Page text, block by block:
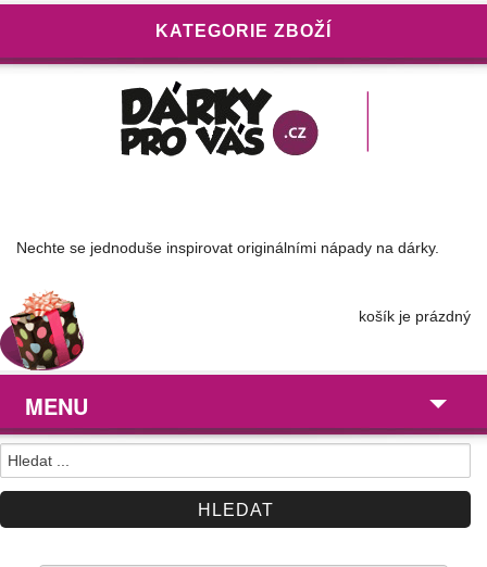
KATEGORIE ZBOŽÍ
Nechte se jednoduše inspirovat originálními nápady na dárky.
košík je prázdný
MENU
Dárky pro ...